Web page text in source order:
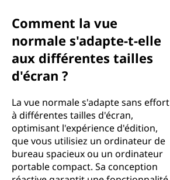
Comment la vue
normale s'adapte-t-elle
aux différentes tailles
d'écran ?
La vue normale s'adapte sans effort
à différentes tailles d'écran,
optimisant l'expérience d'édition,
que vous utilisiez un ordinateur de
bureau spacieux ou un ordinateur
portable compact. Sa conception